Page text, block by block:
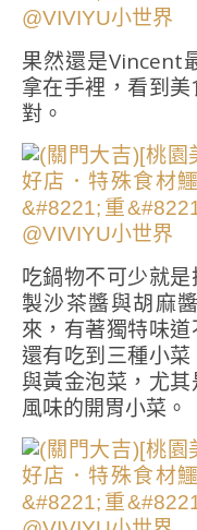
果然還是Vincent
拿在手裡，看到
對。
吃鍋物不可少就
製沙茶醬與胡麻
來，有著獨特味
還有吃到三種小
與黃金泡菜，尤
風味的開胃小菜。